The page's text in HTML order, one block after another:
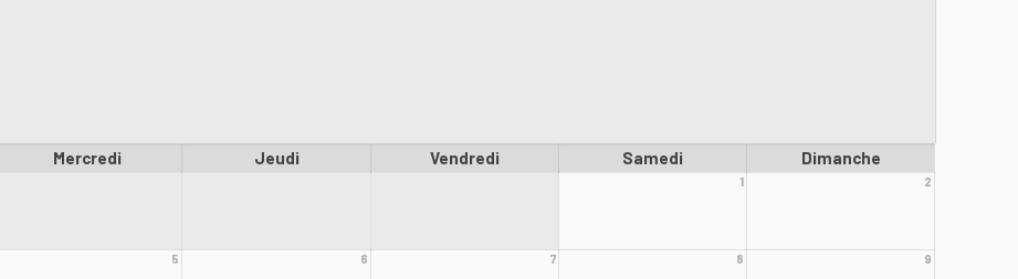
Mercredi Jeudi Vendredi Samedi Dimanche
1 2
5 6 7 8 9